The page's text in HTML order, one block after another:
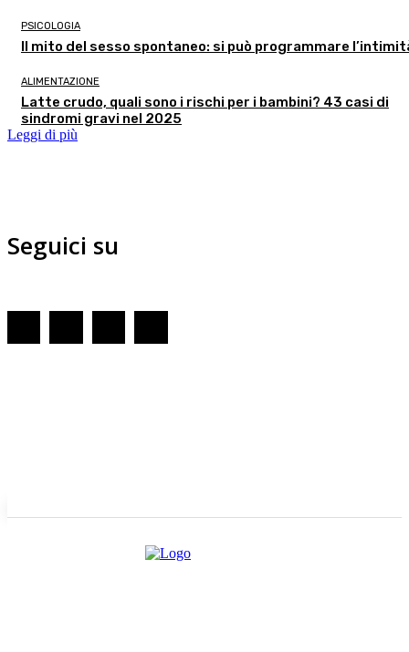
PSICOLOGIA
Il mito del sesso spontaneo: si può programmare
ALIMENTAZIONE
Latte crudo, quali sono i rischi per i bambini? 43 casi di
sindromi gravi nel 2025
Leggi di più
Seguici su